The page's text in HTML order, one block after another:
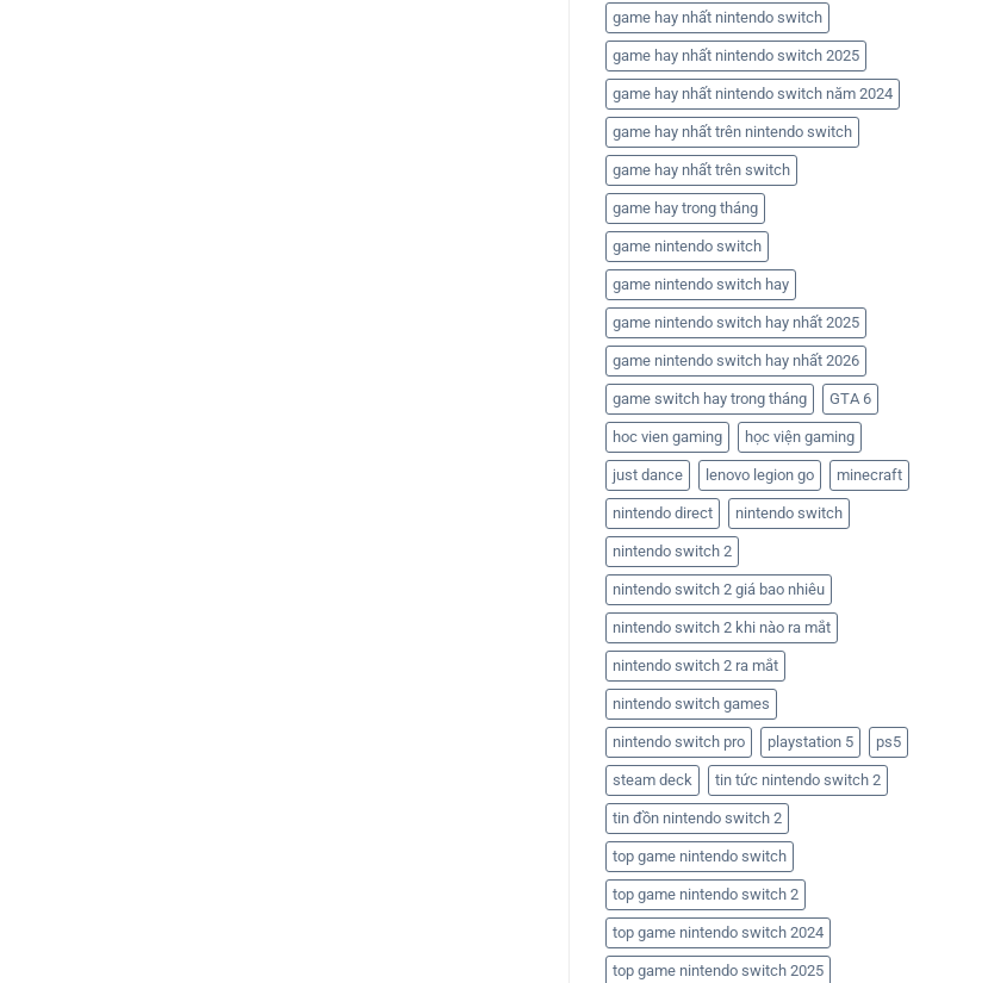
game hay nhất nintendo switch
game hay nhất nintendo switch 2025
game hay nhất nintendo switch năm 2024
game hay nhất trên nintendo switch
game hay nhất trên switch
game hay trong tháng
game nintendo switch
game nintendo switch hay
game nintendo switch hay nhất 2025
game nintendo switch hay nhất 2026
game switch hay trong tháng GTA 6
hoc vien gaming học viện gaming
just dance lenovo legion go minecraft
nintendo direct nintendo switch
nintendo switch 2
nintendo switch 2 giá bao nhiêu
nintendo switch 2 khi nào ra mắt
nintendo switch 2 ra mắt
nintendo switch games
nintendo switch pro playstation 5 ps5
steam deck tin tức nintendo switch 2
tin đồn nintendo switch 2
top game nintendo switch
top game nintendo switch 2
top game nintendo switch 2024
top game nintendo switch 2025